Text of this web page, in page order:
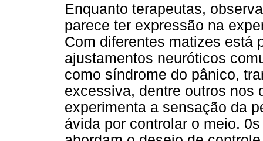
Enquanto terapeutas,
parece ter expressão na
Com diferentes matizes está
ajustamentos neuróticos
como síndrome do pânico,
excessiva, dentre outros nos
experimenta a sensação da
ávida por controlar o meio.